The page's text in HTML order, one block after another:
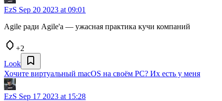
EzS Sep 20 2023 at 09:01
Agile ради Agile'а — ужасная практика кучи компаний
+2
Look
Хочите виртуальный macOS на своём PC? Их есть у меня
EzS Sep 17 2023 at 15:28